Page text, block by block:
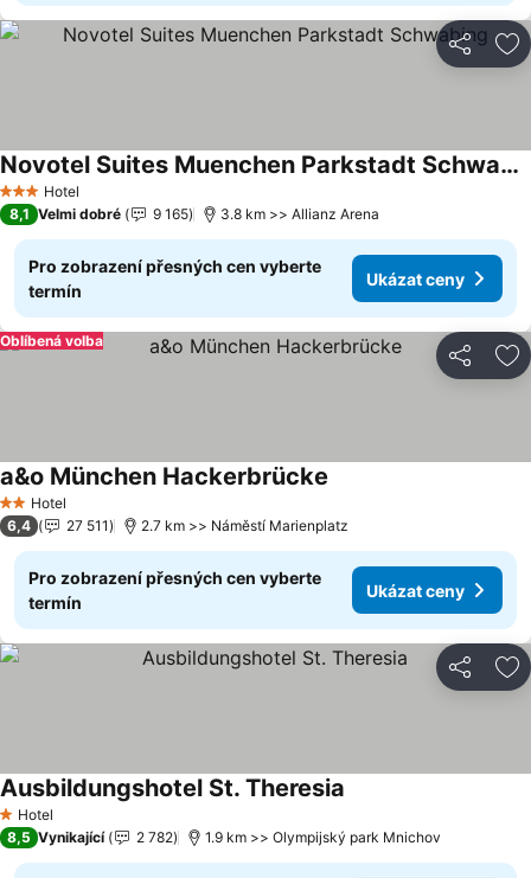
Sdílet
3 Počet hvězdiček
Hotel
Novotel Suites Muenchen Parkstadt Schwabing
Ukázat ceny
8,1 Velmi dobré 9 165 3.8 km >> Allianz Arena
Pro zobrazení přesných cen vyberte
termín
Ukázat ceny
Sdílet
Oblíbená volba
2 Počet hvězdiček
Hotel
a&o München Hackerbrücke
6,4 27 511 2.7 km >> Náměstí Marienplatz
Pro zobrazení přesných cen vyberte
termín
Ukázat ceny
Sdílet
1 Počet hvězdiček
Hotel
Ausbildungshotel St. Theresia
8,5 Vynikající 2 782 1.9 km >> Olympijský park Mnichov